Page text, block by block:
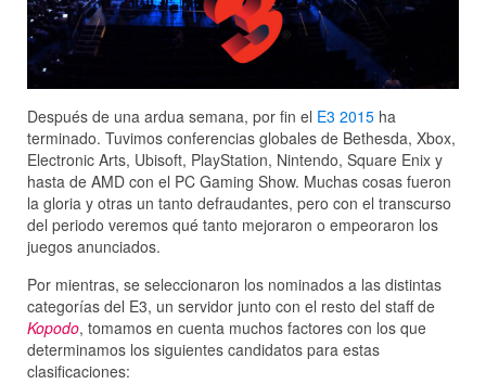
Después de una ardua semana, por fin el E3 2015 ha
terminado. Tuvimos conferencias globales de Bethesda, Xbox,
Electronic Arts, Ubisoft, PlayStation, Nintendo, Square Enix y
hasta de AMD con el PC Gaming Show. Muchas cosas fueron
la gloria y otras un tanto defraudantes, pero con el transcurso
del periodo veremos qué tanto mejoraron o empeoraron los
juegos anunciados.
Por mientras, se seleccionaron los nominados a las distintas
categorías del E3, un servidor junto con el resto del staff de
Kopodo, tomamos en cuenta muchos factores con los que
determinamos los siguientes candidatos para estas
clasificaciones: